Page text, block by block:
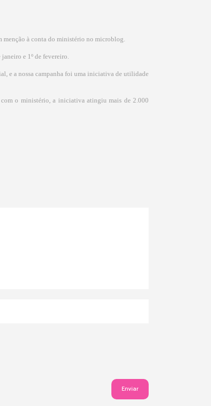
menção à conta do ministério no microblog.
e 1º de fevereiro.
e a nossa campanha foi uma iniciativa de utilidade
o ministério, a iniciativa atingiu mais de 2.000